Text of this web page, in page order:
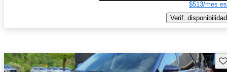
$513/mes
Verif. disponibilidad